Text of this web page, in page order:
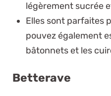
légèrement sucrée
Elles sont parfaites
pouvez également
bâtonnets et les
Betterave